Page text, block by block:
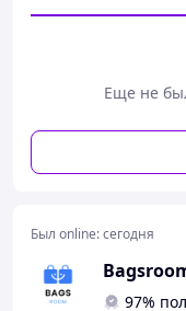
Тип: бананка;
Размеры (см): 14 х
Еще не
Был online:сегодня
97%